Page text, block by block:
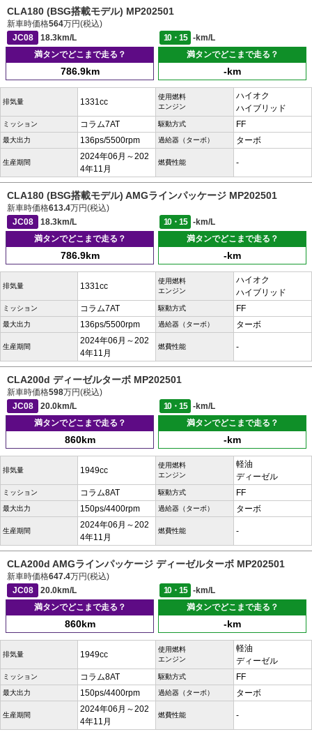
CLA180 (BSG搭載モデル) MP202501
新車時価格564万円(税込)
JC08
18.3km/L 10・15
-km/L
満タンでどこまで走る？
786.9km
満タンでどこまで走る？
-km
排気量 1331cc
使用燃料
エンジン
ハイオク
ハイブリッド
ミッション コラム7AT 駆動方式 FF
最大出力 136ps/5500rpm 過給器（ターボ） ターボ
生産期間
2024年06月～202
4年11月
燃費性能 -
CLA180 (BSG搭載モデル) AMGラインパッケージ MP202501
新車時価格613.4万円(税込)
JC08
18.3km/L 10・15
-km/L
満タンでどこまで走る？
786.9km
満タンでどこまで走る？
-km
排気量 1331cc
使用燃料
エンジン
ハイオク
ハイブリッド
ミッション コラム7AT 駆動方式 FF
最大出力 136ps/5500rpm 過給器（ターボ） ターボ
生産期間
2024年06月～202
4年11月
燃費性能 -
CLA200d ディーゼルターボ MP202501
新車時価格598万円(税込)
JC08
20.0km/L 10・15
-km/L
満タンでどこまで走る？
860km
満タンでどこまで走る？
-km
排気量 1949cc
使用燃料
エンジン
軽油
ディーゼル
ミッション コラム8AT 駆動方式 FF
最大出力 150ps/4400rpm 過給器（ターボ） ターボ
生産期間
2024年06月～202
4年11月
燃費性能 -
CLA200d AMGラインパッケージ ディーゼルターボ MP202501
新車時価格647.4万円(税込)
JC08
20.0km/L 10・15
-km/L
満タンでどこまで走る？
860km
満タンでどこまで走る？
-km
排気量 1949cc
使用燃料
エンジン
軽油
ディーゼル
ミッション コラム8AT 駆動方式 FF
最大出力 150ps/4400rpm 過給器（ターボ） ターボ
生産期間
2024年06月～202
4年11月
燃費性能 -